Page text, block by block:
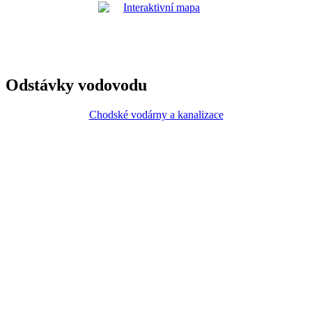
Odstávky vodovodu
Chodské vodárny a kanalizace